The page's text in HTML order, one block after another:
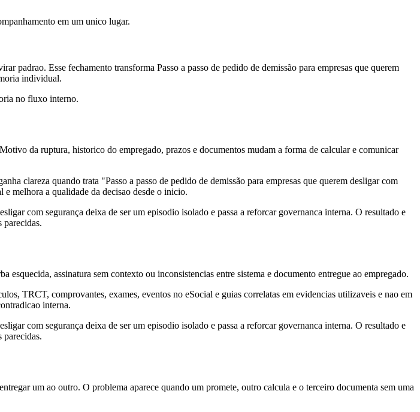
em um unico lugar.
padrao. Esse fechamento transforma Passo a passo de pedido de demissão para empresas que querem
individual.
no fluxo interno.
da ruptura, historico do empregado, prazos e documentos mudam a forma de calcular e comunicar
clareza quando trata "Passo a passo de pedido de demissão para empresas que querem desligar com
melhora a qualidade da decisao desde o inicio.
com segurança deixa de ser um episodio isolado e passa a reforcar governanca interna. O resultado e
parecidas.
assinatura sem contexto ou inconsistencias entre sistema e documento entregue ao empregado.
TRCT, comprovantes, exames, eventos no eSocial e guias correlatas em evidencias utilizaveis e nao em
interna.
com segurança deixa de ser um episodio isolado e passa a reforcar governanca interna. O resultado e
parecidas.
um ao outro. O problema aparece quando um promete, outro calcula e o terceiro documenta sem uma